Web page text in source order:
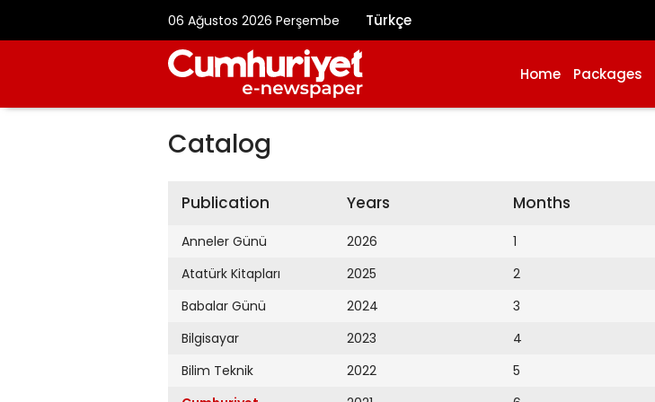
06 Ağustos 2026 Perşembe Türkçe
Home Packages
Catalog
Publication
Anneler Günü
Atatürk Kitapları
Babalar Günü
Bilgisayar
Bilim Teknik
Years
2026
2025
2024
2023
2022
Months
1
2
3
4
5